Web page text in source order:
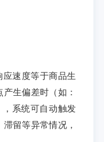
速度等于商品生
生偏差时（如：
系统可自动触发
留等异常情况，